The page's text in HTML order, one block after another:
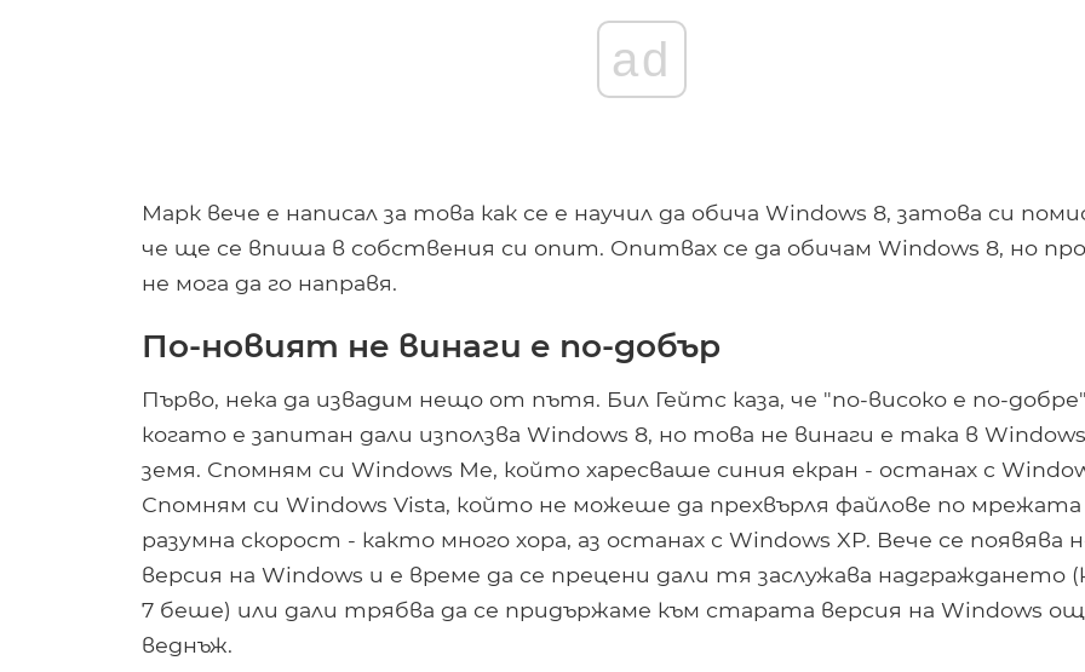
ad
Марк вече е написал за това как се е научил да обича Windows 8, затова си
че ще се впиша в собствения си опит. Опитвах се да обичам Windows 8, но
не мога да го направя.
По-новият не винаги е по-добър
Първо, нека да извадим нещо от пътя. Бил Гейтс каза, че "по-високо е по-
когато е запитан дали използва Windows 8, но това не винаги е така в
земя. Спомням си Windows Me, който харесваше синия екран - останах с
Спомням си Windows Vista, който не можеше да прехвърля файлове по мрежата
разумна скорост - както много хора, аз останах с Windows XP. Вече се появява
версия на Windows и е време да се прецени дали тя заслужава надграждането
7 беше) или дали трябва да се придържаме към старата версия на Windows
веднъж.